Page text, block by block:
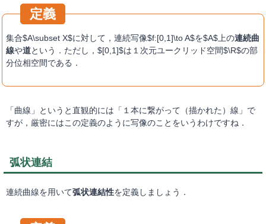
集合$A\subset X$に対して，連続写像$f:[0,1]\to A$を$A$上の連続曲
線や道という．ただし，$[0,1]$は１次元ユークリッド空間$\R$の部
分位相空間である．
「曲線」というと直観的には「１本に繋がって（描かれた）線」で
すが，厳密にはこの定義のように写像のことをいうわけですね．
弧状連結
連続曲線を用いて弧状連結性を定義しましょう．